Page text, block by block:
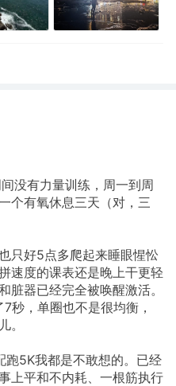
没有力量训练，周一到周
个有氧休息三天（对，三
只好5点多爬起来睡眼惺忪
速度的课表还是晚上干更轻
脏器已经完全被唤醒激活。
秒，单圈也不是很均衡，
。
5K我都是不敢想的。已经
上平和不内耗、一根筋执行